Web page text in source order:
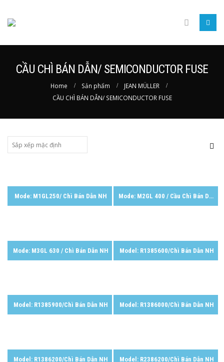
CẦU CHÌ BÁN DẪN/ SEMICONDUCTOR FUSE
Home Sản phẩm
JEAN MÜLLER
CẦU CHÌ BÁN DẪN/ SEMICONDUCTOR FUSE
Mode: M1GL250/ Chì Bán Dẫn NH Mode: M2GL 400 / Cầu Chì Bán Dẫn NH
Mode: M3GL 630 / Chì Bán Dẫn NH Model: R1385600/Chì Bán Dẫn NH
Model: R1385900/Chì Bán Dẫn NH Model: R1386000/Chì Bán Dẫn NH
Model: R1386200/Chì Bán Dẫn NH Model: R2386200/Chì Bán Dẫn NH